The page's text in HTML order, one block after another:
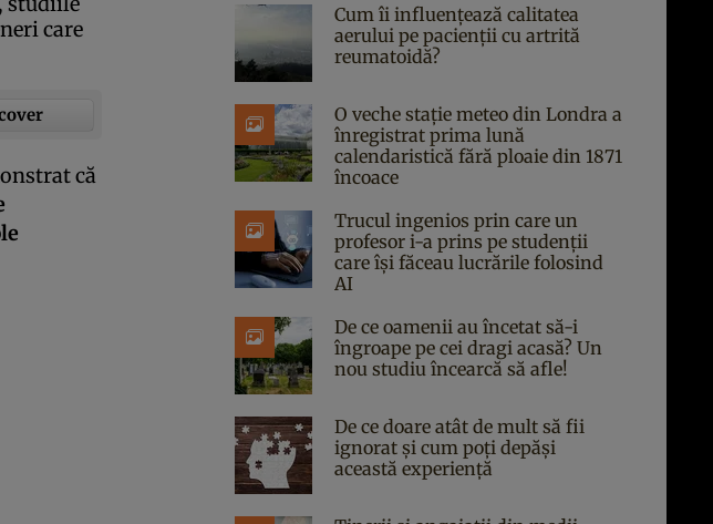
care
că
Cum îi influențează calitatea
aerului pe pacienții cu artrită
reumatoidă?
O veche stație meteo din Londra a
înregistrat prima lună
calendaristică fără ploaie din 1871
încoace
Trucul ingenios prin care un
profesor i-a prins pe studenții
care își făceau lucrările folosind
AI
De ce oamenii au încetat să-i
îngroape pe cei dragi acasă? Un
nou studiu încearcă să afle!
De ce doare atât de mult să fii
ignorat și cum poți depăși
această experiență